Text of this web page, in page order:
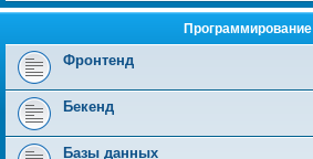
Программирование
Фронтенд
Бекенд
Базы данных